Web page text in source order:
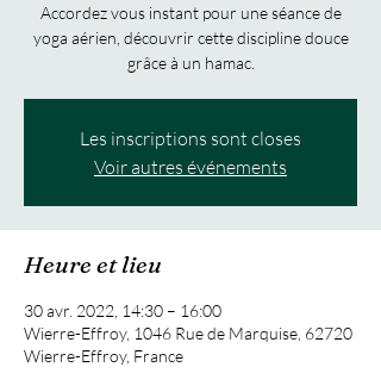
Accordez vous instant pour une séance de
yoga aérien, découvrir cette discipline douce
Les inscriptions sont closes
Voir autres événements
Heure et lieu
30 avr. 2022, 14:30 – 16:00
Wierre-Effroy, 1046 Rue de Marquise, 62720
Wierre-Effroy, France